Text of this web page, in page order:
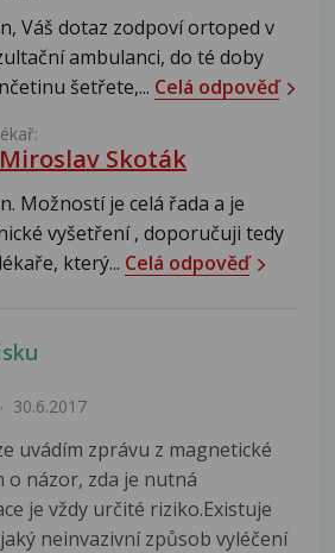
Váš dotaz zodpoví ortoped v
ambulanci, do té doby
šetřete,... Celá odpověď
Skoták
Možností je celá řada a je
vyšetření , doporučuji tedy
který... Celá odpověď
30.6.2017
uvádím zprávu z magnetické
o názor, zda je nutná
je vždy určité riziko.Existuje
neinvazivní způsob vyléčení